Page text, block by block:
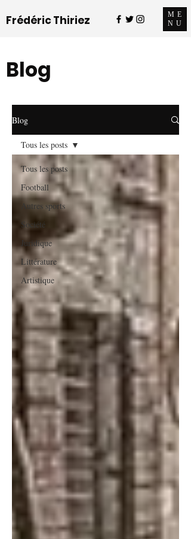
Frédéric Thiriez
ME
NU
Blog
Blog
Tous les posts
Football
Autres sports
Société
Juridique
Littérature
Artistique
Tous les posts